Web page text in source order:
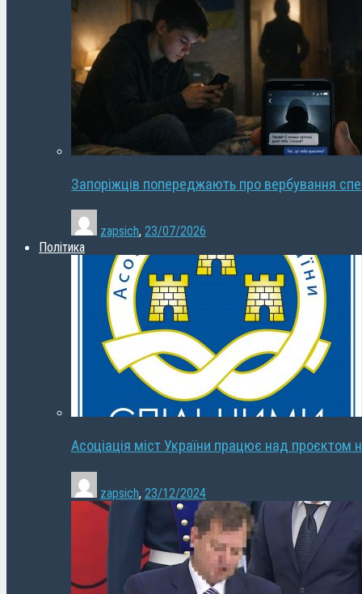
Запоріжців попереджають про вербування
zapsich, 23/07/2026
Політика
Асоціація міст України працює над проєктом
zapsich, 23/12/2024